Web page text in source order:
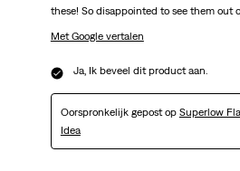
these! So disappointed to see them out
Met Google vertalen
Ja, Ik beveel dit product aan.
Oorspronkelijk gepost op Superlow
Idea